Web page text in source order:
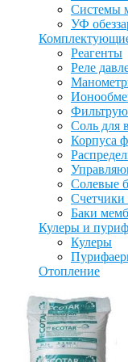
Системы
УФ
Реагенты
Реле
Соль для
Корпуса
Солевые
Баки
Кулеры и
Кулеры
Отопление